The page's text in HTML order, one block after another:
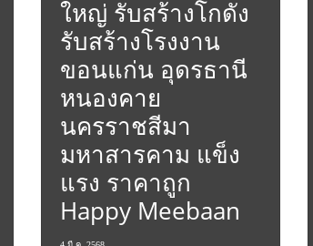
ใหญ่ รับสร้างโกดัง
รับสร้างโรงงาน
ขอนแก่น อุดรธานี
หนองคาย
นครราชสีมา
มหาสารคาม แข็ง
แรง ราคาถูก
Happy Meebaan